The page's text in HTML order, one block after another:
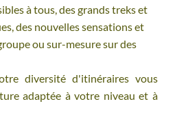
à tous, des grands treks et
des nouvelles sensations et
ou sur-mesure sur des
diversité d'itinéraires vous
adaptée à votre niveau et à